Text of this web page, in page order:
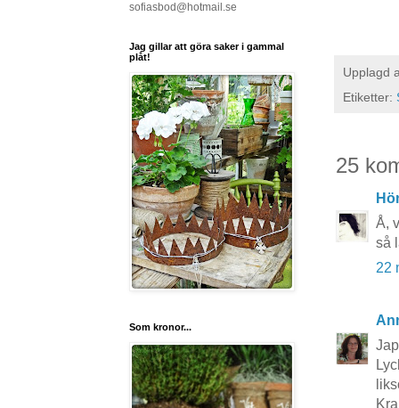
Upplagd
Etiketter:
25
Å,
så
22
sofiasbod@hotmail.se
Jag gillar att göra saker i gammal
plåt!
Som kronor...